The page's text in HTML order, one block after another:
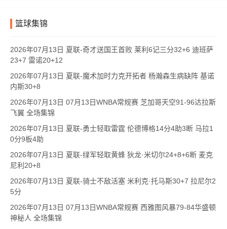
篮球集锦
2026年07月13日 夏联-奇才送国王首败 莱利6记三分32+6 迪班萨
23+7 雷诺20+12
2026年07月13日 夏联-魔术加时力克开拓者 杨瀚森生病缺阵 基诺
内斯30+8
2026年07月13日 07月13日WNBA常规赛 芝加哥天空91-96达拉斯
飞翼 全场集锦
2026年07月13日 夏联-勇士轻取雷霆 伦德博格14分4助3断 马拉1
0分9板4助
2026年07月13日 夏联-绿军轻取黄蜂 狄龙·米切尔24+8+6断 麦克
尼利20+8
2026年07月13日 夏联-骑士不敌活塞 米利克·托马斯30+7 拉尼尔2
5分
2026年07月13日 07月13日WNBA常规赛 西雅图风暴79-84华盛顿
神秘人 全场集锦